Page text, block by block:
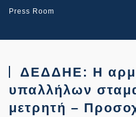
Press Room
ΔΕΔΔΗΕ: Η
υπαλλήλων
μετρητή –